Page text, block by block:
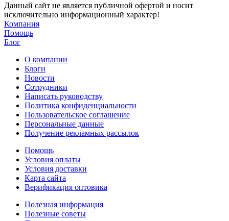
Данный сайт не является публичной офертой и носит
исключительно информационный характер!
Компания
Помощь
Блог
О компании
Блоги
Новости
Сотрудники
Написать руководству
Политика конфиденциальности
Пользовательское соглашение
Персональные данные
Получение рекламных рассылок
Помощь
Условия оплаты
Условия доставки
Карта сайта
Верификация оптовика
Полезная информация
Полезные советы